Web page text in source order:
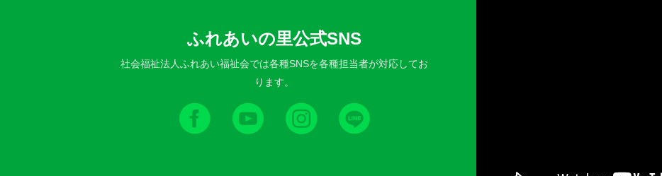
ふれあいの里公式SNS
社会福祉法人ふれあい福祉会では各種SNSを各種担当者が対応してお
ります。